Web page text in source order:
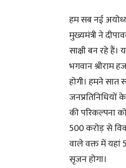
हम सब नई
मुख्यमंत्री ने
साक्षी बन रहे
भगवान श्रीराम
होगी। हमने
जनप्रतिनिधियों
की परिकल्पना
500 करोड़ से
वाले वक्त में यहां
सृजन होगा।